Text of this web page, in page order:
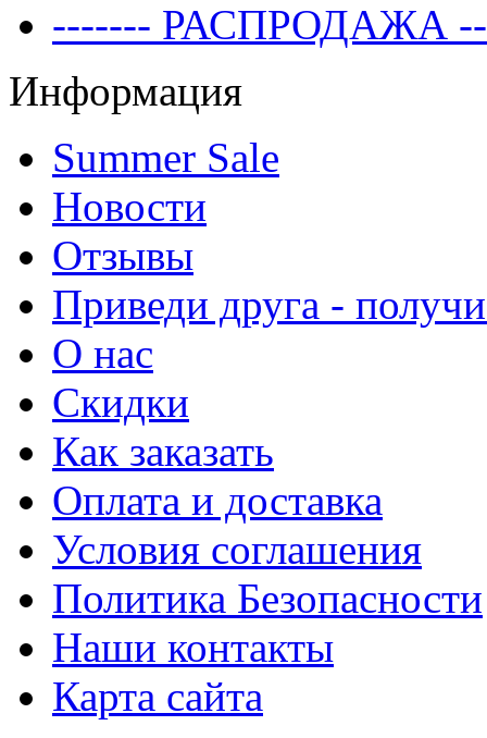
------- РАСПРОДАЖА
Информация
Summer Sale
Новости
Отзывы
Приведи друга -
О нас
Скидки
Как заказать
Оплата и доставка
Условия соглашения
Политика Безопасности
Наши контакты
Карта сайта